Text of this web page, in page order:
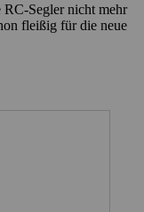
RC-Segler nicht mehr
fleißig für die neue